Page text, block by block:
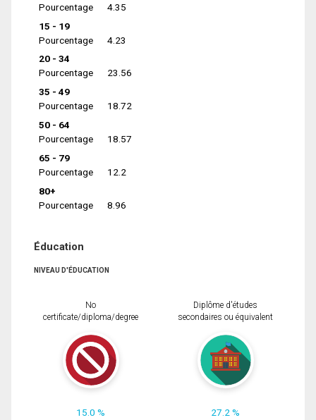
Pourcentage
4.35
15 - 19
Pourcentage
4.23
20 - 34
Pourcentage
23.56
35 - 49
Pourcentage
18.72
50 - 64
Pourcentage
18.57
65 - 79
Pourcentage
12.2
80+
Pourcentage
8.96
Éducation
NIVEAU D'ÉDUCATION
No
certificate/diploma/degree
15.0 %
Diplôme d'études
secondaires ou équivalent
27.2 %